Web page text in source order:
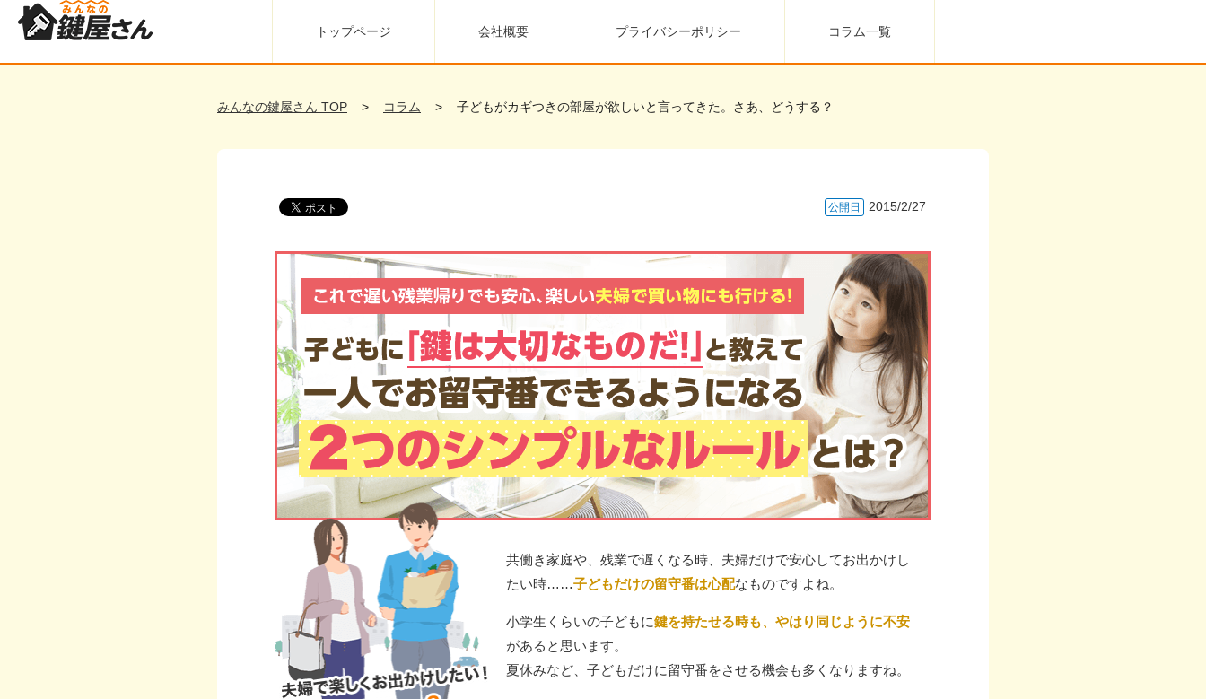
トップページ 会社概要 プライバシーポリシー コラム一覧
みんなの鍵屋さん TOP コラム 子どもがカギつきの部屋が欲しいと言ってきた。さあ、どうする？
公開日 2015/2/27
共働き家庭や、残業で遅くなる時、夫婦だけで安心してお出かけし
たい時……子どもだけの留守番は心配なものですよね。
小学生くらいの子どもに鍵を持たせる時も、やはり同じように不安
があると思います。
夏休みなど、子どもだけに留守番をさせる機会も多くなりますね。